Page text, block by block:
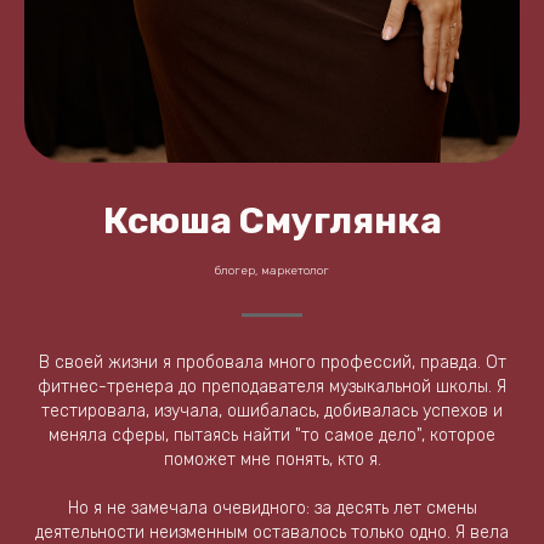
Ксюша Смуглянка
блогер, маркетолог
В своей жизни я пробовала много профессий, правда. От
фитнес-тренера до преподавателя музыкальной школы. Я
тестировала, изучала, ошибалась, добивалась успехов и
меняла сферы, пытаясь найти "то самое дело", которое
поможет мне понять, кто я.
Но я не замечала очевидного: за десять лет смены
деятельности неизменным оставалось только одно. Я вела